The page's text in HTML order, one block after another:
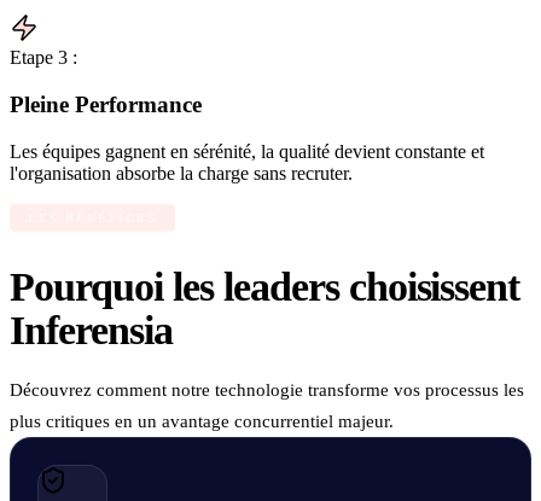
Etape 3 :
Pleine Performance
Les équipes gagnent en sérénité, la qualité devient constante et
l'organisation absorbe la charge sans recruter.
Pourquoi les leaders choisissent
Inferensia
Découvrez comment notre technologie transforme vos processus les
plus critiques en un avantage concurrentiel majeur.